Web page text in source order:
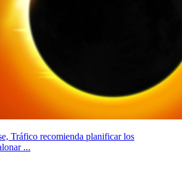
Tráfico recomienda planificar los
...